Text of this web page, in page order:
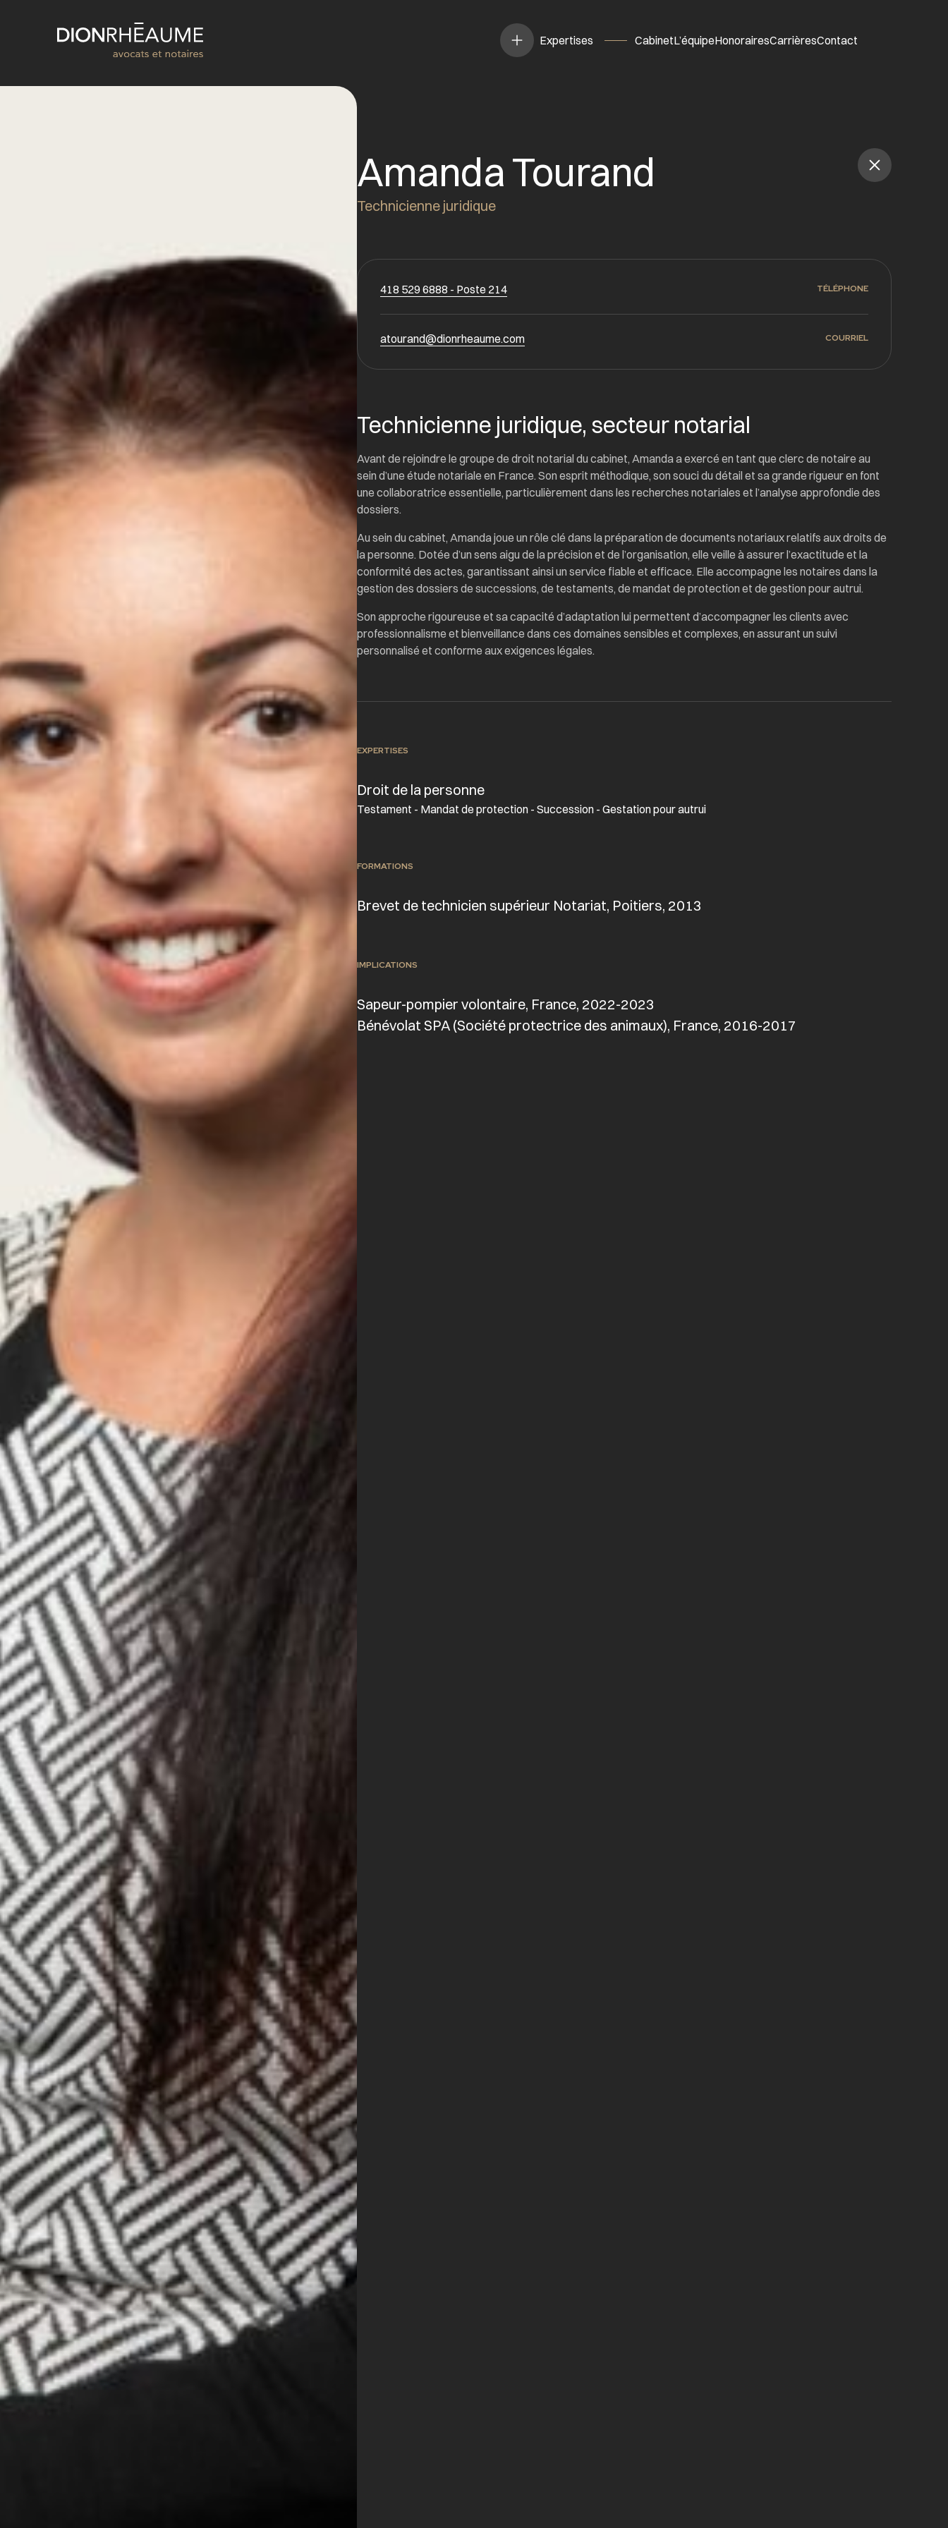
Expertises CabinetL’équipeHonorairesCarrièresContact
Amanda Tourand
Technicienne juridique
418 529 6888 - Poste 214 TÉLÉPHONE
atourand@dionrheaume.com COURRIEL
Technicienne juridique, secteur notarial
Avant de rejoindre le groupe de droit notarial du cabinet, Amanda a exercé en tant que clerc de notaire au
sein d’une étude notariale en France. Son esprit méthodique, son souci du détail et sa grande rigueur en font
une collaboratrice essentielle, particulièrement dans les recherches notariales et l’analyse approfondie des
dossiers.
Au sein du cabinet, Amanda joue un rôle clé dans la préparation de documents notariaux relatifs aux droits de
la personne. Dotée d’un sens aigu de la précision et de l’organisation, elle veille à assurer l’exactitude et la
conformité des actes, garantissant ainsi un service fiable et efficace. Elle accompagne les notaires dans la
gestion des dossiers de successions, de testaments, de mandat de protection et de gestion pour autrui.
Son approche rigoureuse et sa capacité d’adaptation lui permettent d’accompagner les clients avec
professionnalisme et bienveillance dans ces domaines sensibles et complexes, en assurant un suivi
personnalisé et conforme aux exigences légales.
EXPERTISES
Droit de la personne
Testament - Mandat de protection - Succession - Gestation pour autrui
FORMATIONS
Brevet de technicien supérieur Notariat, Poitiers, 2013
IMPLICATIONS
Sapeur-pompier volontaire, France, 2022-2023
Bénévolat SPA (Société protectrice des animaux), France, 2016-2017